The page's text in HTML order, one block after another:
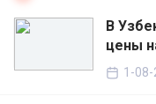
В
цены
1-08-